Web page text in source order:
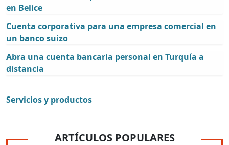
en Belice
Cuenta corporativa para una empresa comercial en
un banco suizo
Abra una cuenta bancaria personal en Turquía a
distancia
Servicios y productos
ARTÍCULOS POPULARES